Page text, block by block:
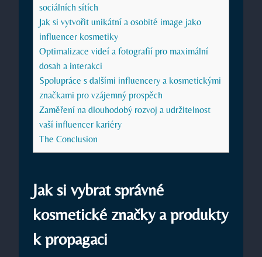
sociálních sítích
Jak si vytvořit unikátní a osobité image jako
influencer kosmetiky
Optimalizace videí a fotografií pro maximální
dosah a interakci
Spolupráce s dalšími influencery a kosmetickými
značkami pro vzájemný prospěch
Zaměření na dlouhodobý rozvoj a udržitelnost
vaší influencer kariéry
The Conclusion
Jak si vybrat správné
kosmetické značky a produkty
k propagaci